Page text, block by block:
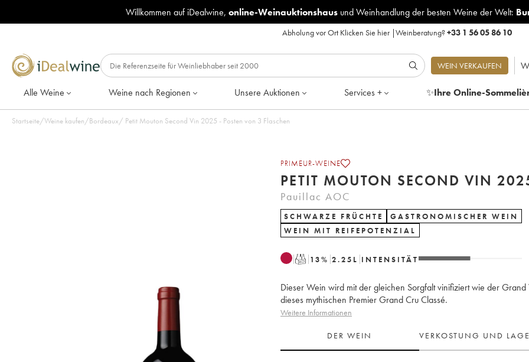
Willkommen auf iDealwine, online-Weinauktionshausund Weinhandlung der besten Weine der Welt:
Abholung vor Ort Klicken Sie hier|Weinberatung?+33 1 56 05 86 10
WEIN VERKAUFEN
Alle Weine Weine nach Regionen Unsere Auktionen Services + ✨Ihre Online-
Startseite/Weine kaufen/Bordeaux/ Petit Mouton Second Vin 2025 - Posten von 3 Flaschen
PRIMEUR-WEINE
PETIT MOUTON SECOND VIN
Pauillac AOC
SCHWARZE FRÜCHTE
GASTRONOMISCHER WEIN
WEIN MIT REIFEPOTENZIAL
T 13% 2.25 L INTENSITÄT
Dieser Wein wird mit der gleichen Sorgfalt vinifiziert wie der Grand
dieses mythischen Premier Grand Cru Classé.
Weitere Informationen
DER WEIN VERKOSTUNG UND